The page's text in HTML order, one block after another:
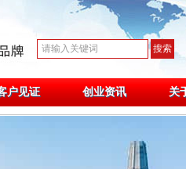
户见证 创业资讯 关